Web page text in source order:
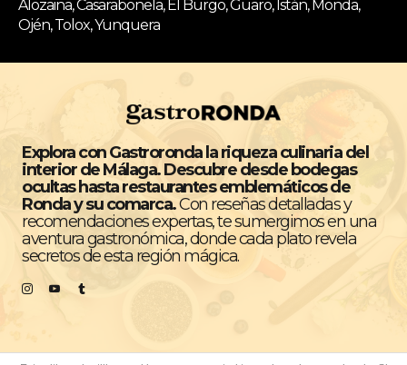
Alozaina, Casarabonela, El Burgo, Guaro, Istán, Monda,
Ojén, Tolox, Yunquera
Explora con Gastroronda la riqueza culinaria del
interior de Málaga. Descubre desde bodegas
ocultas hasta restaurantes emblemáticos de
Ronda y su comarca.Con reseñas detalladas y
recomendaciones expertas, te sumergimos en una
aventura gastronómica, donde cada plato revela
secretos de esta región mágica.